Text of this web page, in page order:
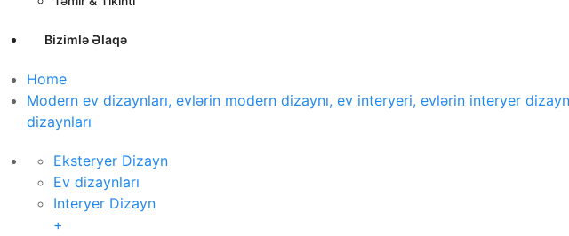
Bizimlə Əlaqə
Home
Modern ev dizaynları, evlərin modern dizaynı, ev interyeri, evlərin interyer
dizaynları
Eksteryer Dizayn
Ev dizaynları
Interyer Dizayn
+